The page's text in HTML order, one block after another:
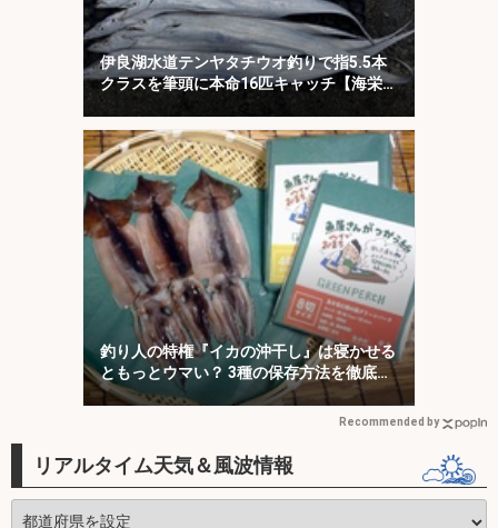
伊良湖水道テンヤタチウオ釣りで指5.5本
クラスを筆頭に本命16匹キャッチ【海栄
釣り人の特権『イカの沖干し』は寝かせる
ともっとウマい？ 3種の保存方法を徹底検
証
Recommended by
リアルタイム天気＆風波情報